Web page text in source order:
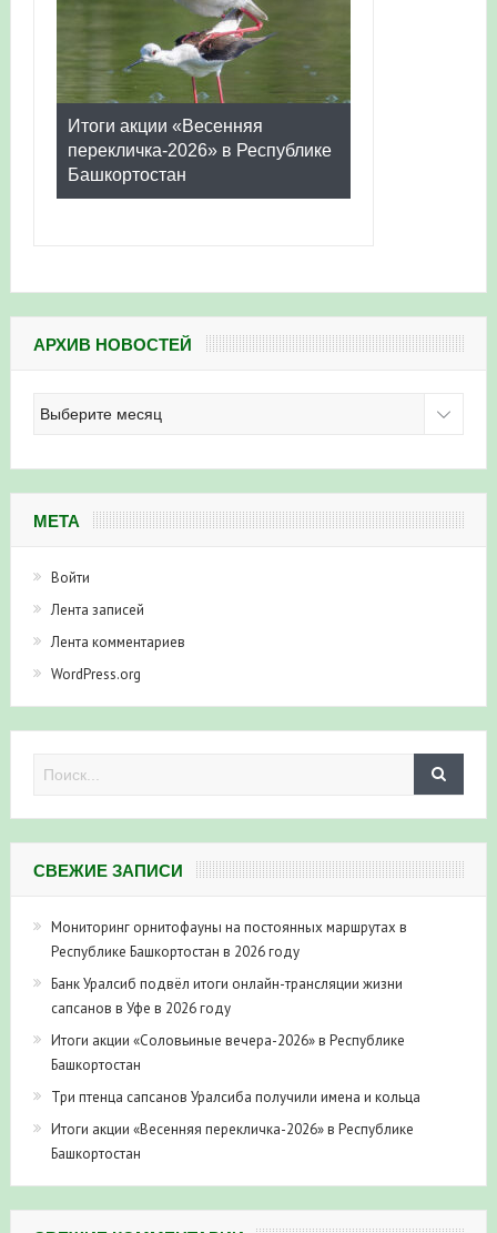
Мониторинг орнитофауны на
постоянных маршрутах в
Республике Башкортостан в
2026 году
АРХИВ НОВОСТЕЙ
новостей
МЕТА
Войти
Лента записей
Лента комментариев
WordPress.org
СВЕЖИЕ ЗАПИСИ
Мониторинг орнитофауны на постоянных маршрутах в
Республике Башкортостан в 2026 году
Банк Уралсиб подвёл итоги онлайн-трансляции жизни
сапсанов в Уфе в 2026 году
Итоги акции «Соловьиные вечера-2026» в Республике
Башкортостан
Три птенца сапсанов Уралсиба получили имена и кольца
Итоги акции «Весенняя перекличка-2026» в Республике
Башкортостан